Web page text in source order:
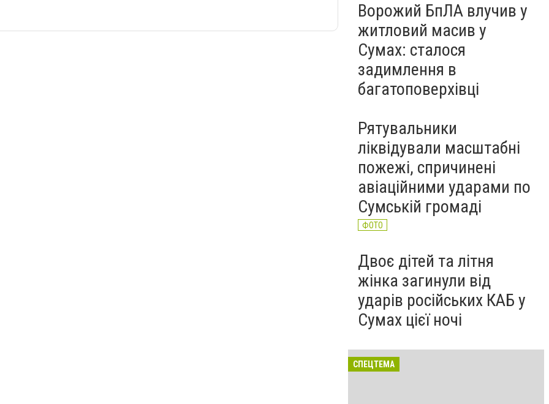
Ворожий БпЛА влучив у
житловий масив у
Сумах: сталося
задимлення в
багатоповерхівці
Рятувальники
ліквідували масштабні
пожежі, спричинені
авіаційними ударами по
Сумській громаді
ФОТО
Двоє дітей та літня
жінка загинули від
ударів російських КАБ у
Сумах цієї ночі
СПЕЦТЕМА